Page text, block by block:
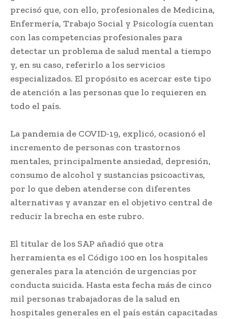
precisó que, con ello, profesionales de Medicina,
Enfermería, Trabajo Social y Psicología cuentan
con las competencias profesionales para
detectar un problema de salud mental a tiempo
y, en su caso, referirlo a los servicios
especializados. El propósito es acercar este tipo
de atención a las personas que lo requieren en
todo el país.
La pandemia de COVID-19, explicó, ocasionó el
incremento de personas con trastornos
mentales, principalmente ansiedad, depresión,
consumo de alcohol y sustancias psicoactivas,
por lo que deben atenderse con diferentes
alternativas y avanzar en el objetivo central de
reducir la brecha en este rubro.
El titular de los SAP añadió que otra
herramienta es el Código 100 en los hospitales
generales para la atención de urgencias por
conducta suicida. Hasta esta fecha más de cinco
mil personas trabajadoras de la salud en
hospitales generales en el país están capacitadas